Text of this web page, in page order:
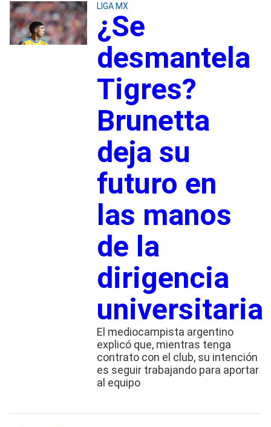
LIGA MX
¿Se
desmantela
Tigres?
Brunetta
deja su
futuro en
las manos
de la
dirigencia
universitaria
El mediocampista argentino
explicó que, mientras tenga
contrato con el club, su intención
es seguir trabajando para aportar
al equipo